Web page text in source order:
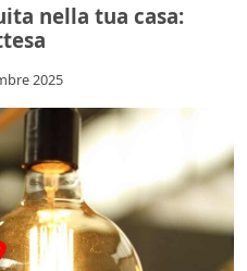
nella tua casa:
2025